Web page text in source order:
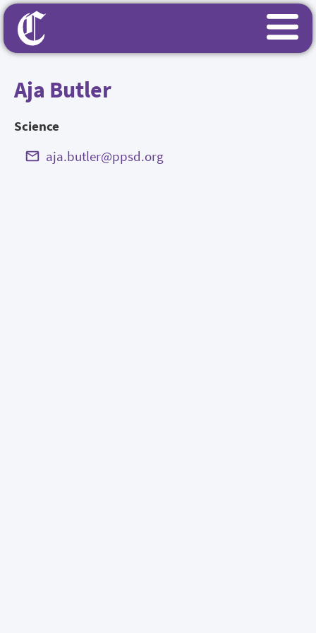
Aja Butler
Science
aja.butler@ppsd.org